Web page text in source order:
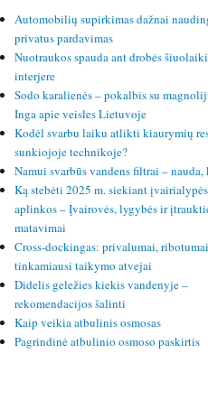
Automobilių supirkimas dažnai
privatus pardavimas
Nuotraukos spauda ant drobės
interjere
Sodo karalienės – pokalbis su
Inga apie veisles Lietuvoje
Kodėl svarbu laiku atlikti kiaurymių
sunkiojoje technikoje?
Namui svarbūs vandens filtrai –
Ką stebėti 2025 m. siekiant
aplinkos – Įvairovės, lygybės ir
matavimai
Cross-dockingas: privalumai,
tinkamiausi taikymo atvejai
Didelis geležies kiekis vandenyje –
rekomendacijos šalinti
Kaip veikia atbulinis osmosas
Pagrindinė atbulinio osmoso paskirtis